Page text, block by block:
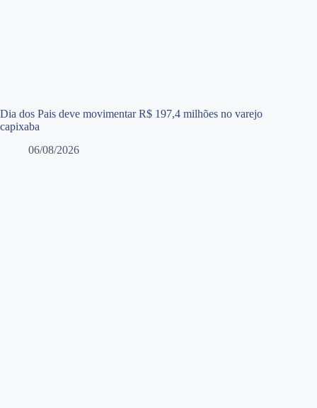
Dia dos Pais deve movimentar R$ 197,4 milhões no varejo
capixaba
06/08/2026